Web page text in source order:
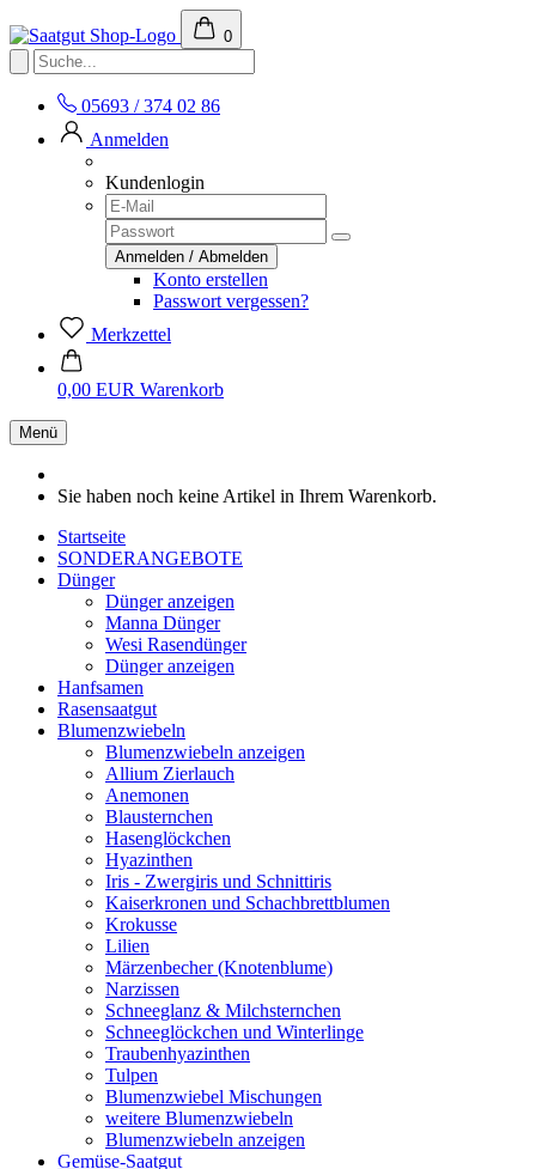
0
05693 / 374 02 86
Anmelden
Kundenlogin
Konto erstellen
Passwort vergessen?
Merkzettel
0,00 EUR Warenkorb
Menü
Sie haben noch keine Artikel in Ihrem Warenkorb.
Startseite
SONDERANGEBOTE
Dünger
Dünger anzeigen
Manna Dünger
Wesi Rasendünger
Dünger anzeigen
Hanfsamen
Rasensaatgut
Blumenzwiebeln
Blumenzwiebeln anzeigen
Allium Zierlauch
Anemonen
Blausternchen
Hasenglöckchen
Hyazinthen
Iris - Zwergiris und Schnittiris
Kaiserkronen und Schachbrettblumen
Krokusse
Lilien
Märzenbecher (Knotenblume)
Narzissen
Schneeglanz & Milchsternchen
Schneeglöckchen und Winterlinge
Traubenhyazinthen
Tulpen
Blumenzwiebel Mischungen
weitere Blumenzwiebeln
Blumenzwiebeln anzeigen
Gemüse-Saatgut